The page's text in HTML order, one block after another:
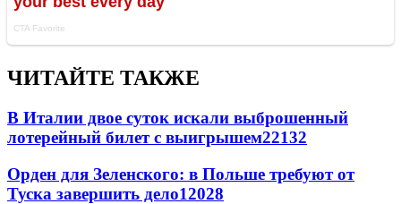
ЧИТАЙТЕ ТАКЖЕ
В Италии двое суток искали выброшенный
лотерейный билет с выигрышем22132
Орден для Зеленского: в Польше требуют от
Туска завершить дело12028